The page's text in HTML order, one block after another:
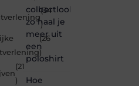
(34
)
(26
)
(21
)
colbertlook
zo haal je
meer uit
een
poloshirt
Hoe